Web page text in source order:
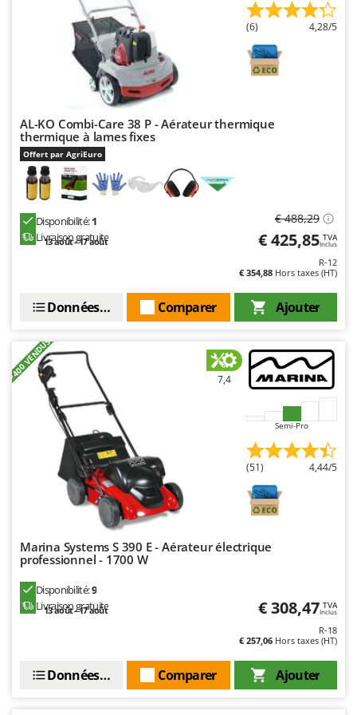
Resto Italia
Ribimex
Ripartrak
River Systems
Robomow
Rossofuoco
Rover Pompe
Royal Food
Ryobi
Sbaraglia
Schnitzer
Seven Italy
Shark
Silky
Simatech
Sirman
Skil
Smartwood
Snapper
Spice Electronics
Spyro
(6) 4,28/5
AL-KO Combi-Care 38 P - Aérateur thermique
thermique à lames fixes
Offert par AgriEuro
Disponibilité:1
Livraison gratuite
13 août - 17 août
€ 488,29
€ 425,85 TVA
Inclus
R-12
€ 354,88 Hors taxes (HT)
Ajouter
Comparer
Données techniques
+400 VENDUS 7,4
Semi-Pro
(51) 4,44/5
Marina Systems S 390 E - Aérateur électrique
professionnel - 1700 W
Disponibilité:9
Livraison gratuite
13 août - 17 août € 308,47 TVA
Inclus
R-18
€ 257,06 Hors taxes (HT)
Ajouter
Comparer
Données techniques